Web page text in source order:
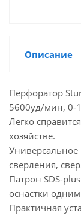
Описание
Перфоратор
5600уд/мин, 0-
Легко
хозяйстве.
Универсальное
сверления,
Патрон SDS-
оснастки
Практичная